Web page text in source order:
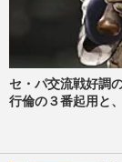
セ・パ交流戦好調
行倫の３番起用と